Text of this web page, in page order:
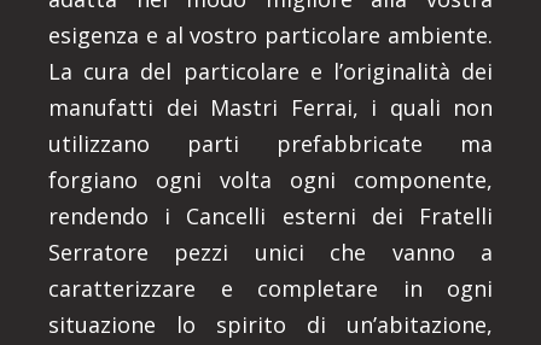
esigenza e al vostro particolare ambiente.
La cura del particolare e l’originalità dei
manufatti dei Mastri Ferrai, i quali non
utilizzano parti prefabbricate ma
forgiano ogni volta ogni componente,
rendendo i Cancelli esterni dei Fratelli
Serratore pezzi unici che vanno a
caratterizzare e completare in ogni
situazione lo spirito di un’abitazione,